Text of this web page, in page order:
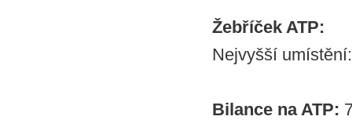
Žebříček ATP:
Nejvyšší
Bilance na ATP: